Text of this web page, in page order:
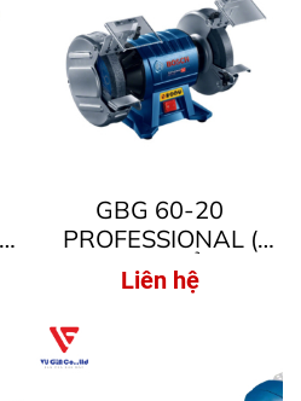
GBG 60-20
PROFESSIONAL (
MÁY MÀI ĐỂ BÀN
HAI ĐÁ )
Liên hệ